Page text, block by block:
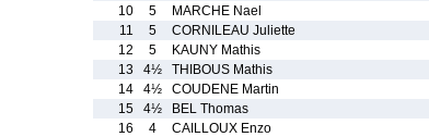
10
5 MARCHE Nael
11
5 CORNILEAU Juliette
12
5 KAUNY Mathis
13
4½ THIBOUS Mathis
14
4½ COUDENE Martin
15
4½ BEL Thomas
16
4 CAILLOUX Enzo